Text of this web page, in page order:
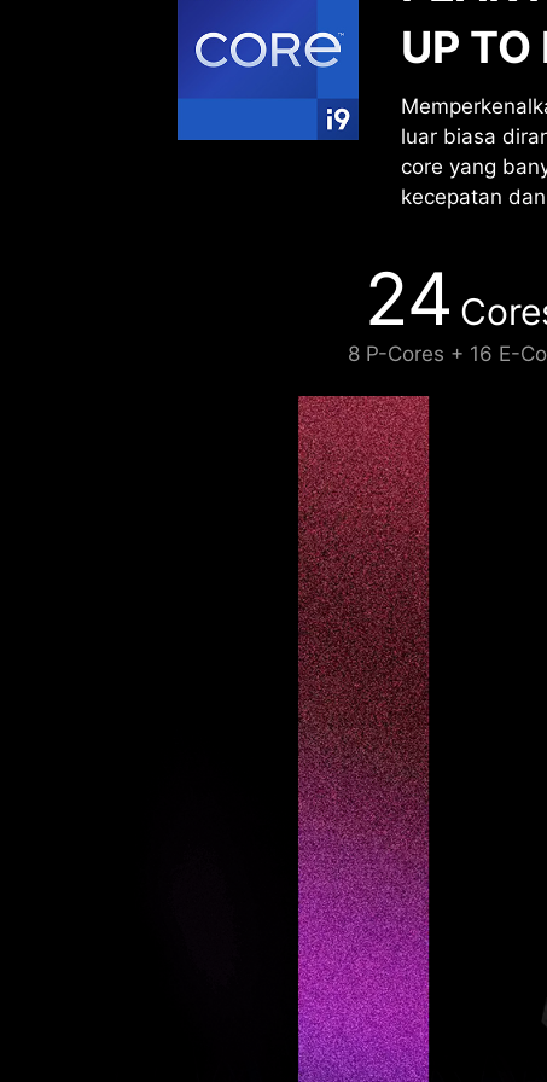
UP TO
luar biasa
core yang
kecepatan
24
8 P-Cores + 16 E-